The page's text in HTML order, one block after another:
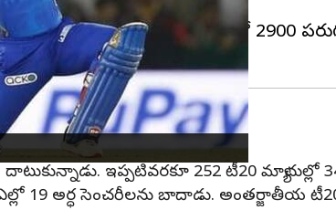
ఫలితంగా ఐపీఎల్ లో 2900
యాదవ్
ఇప్పటివరకూ 252 టీ20 మ్యాచుల్లో
19 అర్ధ సెంచరీలను బాదాడు. అంతర్జాతీయ